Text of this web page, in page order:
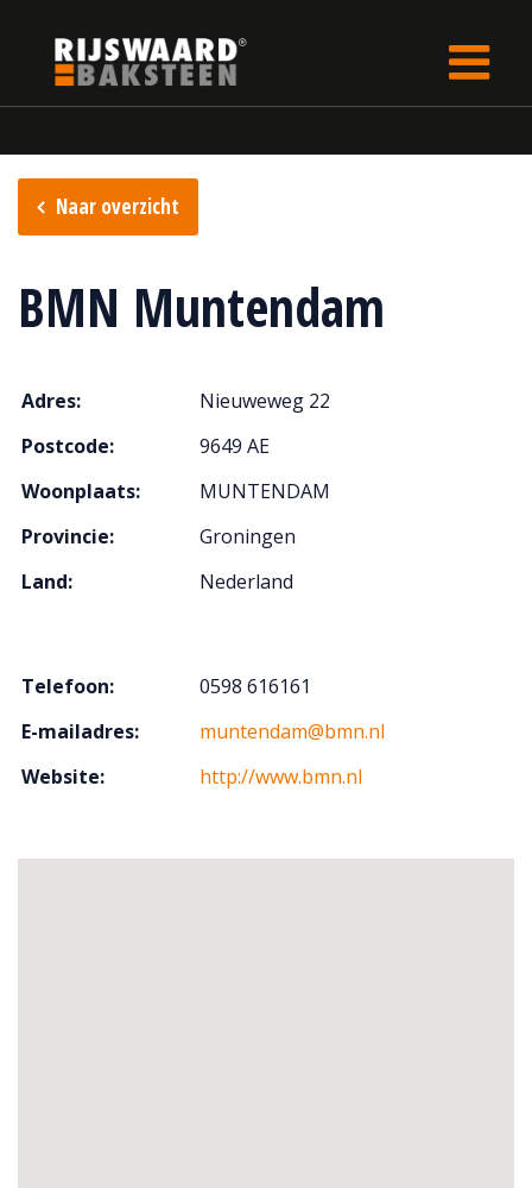
Naar overzicht
BMN Muntendam
Adres:
Nieuweweg 22
Postcode:
9649 AE
Woonplaats:
MUNTENDAM
Provincie:
Groningen
Land:
Nederland
Telefoon:
0598 616161
E-mailadres:
muntendam@bmn.nl
Website:
http://www.bmn.nl